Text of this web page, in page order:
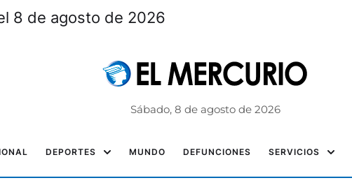
8 de agosto de 2026
Sábado, 8 de agosto de 2026
DEPORTES MUNDO DEFUNCIONES SERVICIOS